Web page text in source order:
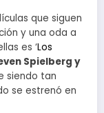
que siguen
y una oda a
es ‘Los
Spielberg y
siendo tan
se estrenó en